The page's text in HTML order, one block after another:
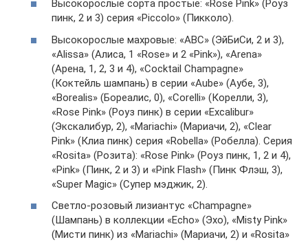
Высокорослые сорта простые: «Rose Pink» (Роуз
пинк, 2 и 3) серия «Piccolo» (Пикколо).
Высокорослые махровые: «ABC» (ЭйБиСи, 2 и 3),
«Alissa» (Алиса, 1 «Rose» и 2 «Pink»), «Arena»
(Арена, 1, 2, 3 и 4), «Cocktail Champagne»
(Коктейль шампань) в серии «Aube» (Аубе, 3),
«Borealis» (Бореалис, 0), «Corelli» (Корелли, 3),
«Rose Pink» (Роуз пинк) в серии «Excalibur»
(Экскалибур, 2), «Mariachi» (Мариачи, 2), «Clear
Pink» (Клиа пинк) серия «Robella» (Робелла). Серия
«Rosita» (Розита): «Rose Pink» (Роуз пинк, 1, 2 и 4),
«Pink» (Пинк, 2 и 3) и «Pink Flash» (Пинк Флэш, 3),
«Super Magic» (Супер мэджик, 2).
Светло-розовый лизиантус «Champagne»
(Шампань) в коллекции «Echo» (Эхо), «Misty Pink»
(Мисти пинк) из «Mariachi» (Мариачи, 2) и «Rosita»